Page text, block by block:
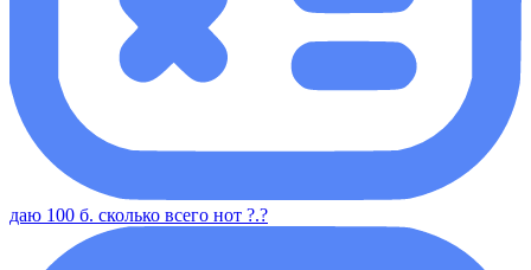
даю 100 б. сколько всего нот ?.?